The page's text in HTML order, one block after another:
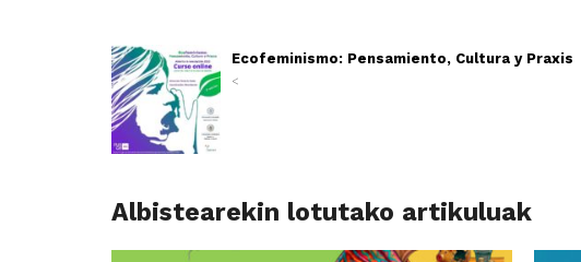
Ecofeminismo: Pensamiento, Cultura y Praxis
<
Albistearekin lotutako artikuluak